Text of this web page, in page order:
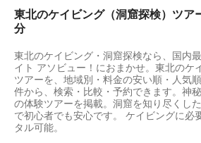
東北のケイビング（洞窟探検）ツア
分
東北のケイビング・洞窟探検なら、国内
イト アソビュー！におまかせ。東北のケ
ツアーを、地域別・料金の安い順・人気
件から、検索・比較・予約できます。神
の体験ツアーを掲載。洞窟を知り尽くし
で初心者でも安心です。 ケイビングに必
タル可能。